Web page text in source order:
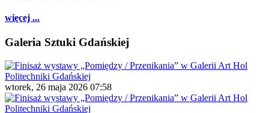
więcej ...
Galeria Sztuki Gdańskiej
wtorek, 26 maja 2026 07:58